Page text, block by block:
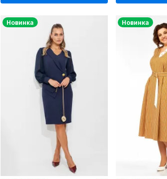
Новинка Новинка